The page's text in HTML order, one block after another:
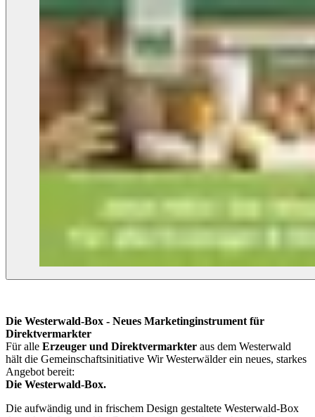
Die Westerwald-Box - Neues Marketinginstrument für
Direktvermarkter
Für alle Erzeuger und Direktvermarkter aus dem Westerwald
hält die Gemeinschaftsinitiative Wir Westerwälder ein neues, starkes
Angebot bereit:
Die Westerwald-Box.
Die aufwändig und in frischem Design gestaltete Westerwald-Box